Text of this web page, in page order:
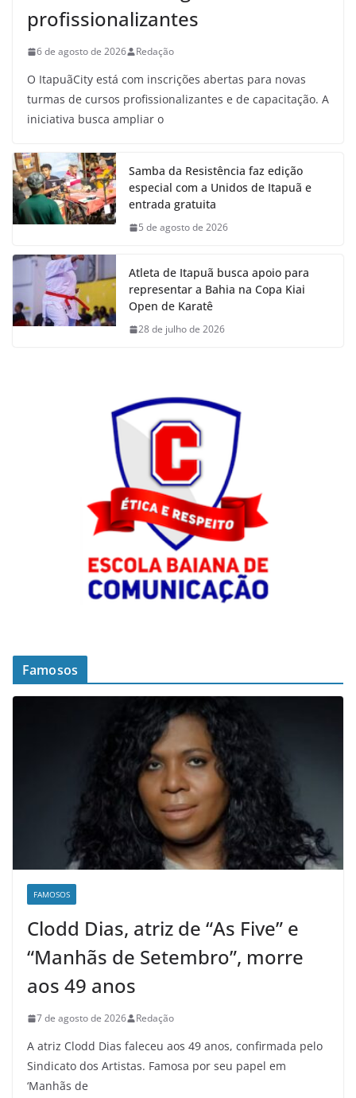
profissionalizantes
6 de agosto de 2026 Redação
O ItapuãCity está com inscrições abertas para novas
turmas de cursos profissionalizantes e de capacitação. A
iniciativa busca ampliar o
Samba da Resistência faz edição
especial com a Unidos de Itapuã e
entrada gratuita
5 de agosto de 2026
Atleta de Itapuã busca apoio para
representar a Bahia na Copa Kiai
Open de Karatê
28 de julho de 2026
Famosos
FAMOSOS
Clodd Dias, atriz de “As Five” e
“Manhãs de Setembro”, morre
aos 49 anos
7 de agosto de 2026 Redação
A atriz Clodd Dias faleceu aos 49 anos, confirmada pelo
Sindicato dos Artistas. Famosa por seu papel em
‘Manhãs de